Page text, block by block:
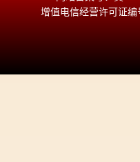
增值电信经营许可证编